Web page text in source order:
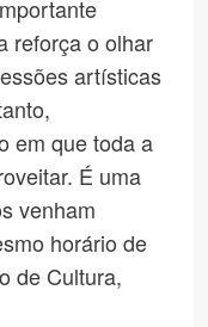
reforça o olhar
artísticas
em que toda a
É uma
venham
horário de
de Cultura,